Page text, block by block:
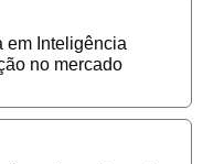
em Inteligência
no mercado